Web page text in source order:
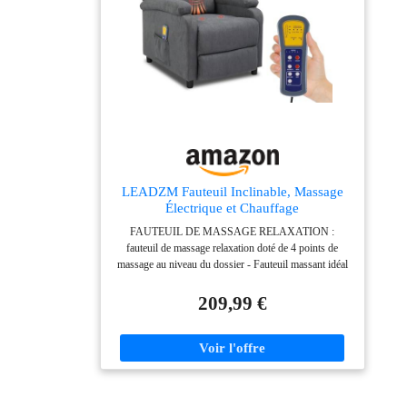
nécessaire, simple et
rapide.
LEADZM Fauteuil Inclinable, Massage
Électrique et Chauffage
FAUTEUIL DE MASSAGE RELAXATION :
fauteuil de massage relaxation doté de 4 points de
massage au niveau du dossier - Fauteuil massant idéal
stimuler votre circulation sanguine, etc. La surface du
siège a 2 points de massage qui émettent des vibrations
RÉGLABLE : fauteuil relax électrique inclinaison du
dossier réglable (jusqu'à 135°) et position du repose
209,99 €